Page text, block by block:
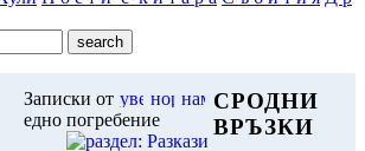
Записки от
едно погребение
СРОДНИ
ВРЪЗКИ